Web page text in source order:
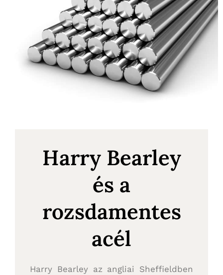
Harry Bearley
és a
rozsdamentes
acél
Harry Bearley az angliai Sheffieldben